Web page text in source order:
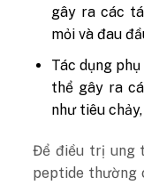
gây ra các
mỏi và đau
Tác dụng
thể gây ra
như tiêu
Để điều trị ung
peptide thường